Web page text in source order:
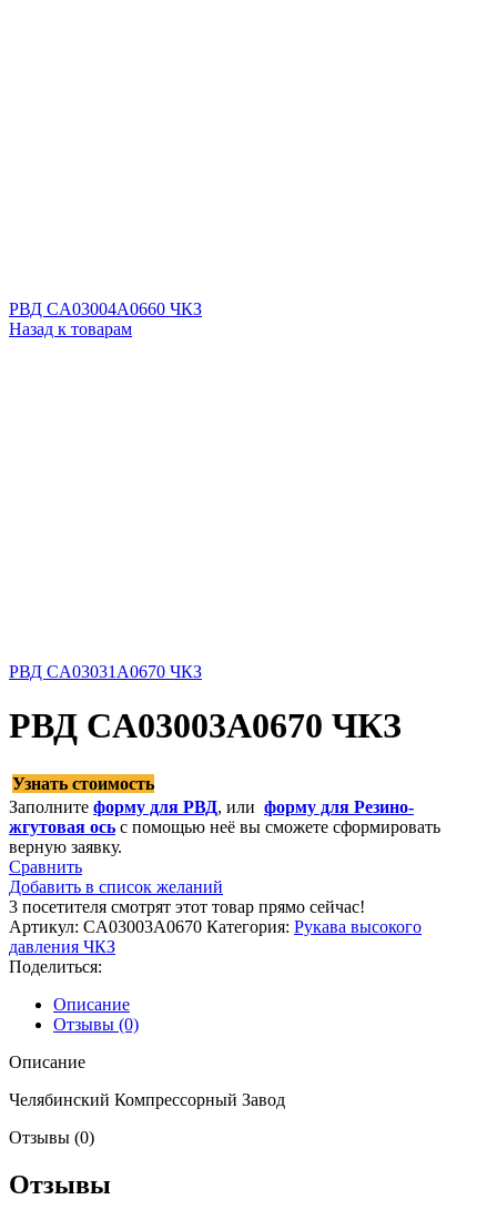
РВД CA03004A0660 ЧКЗ
Назад к товарам
РВД CA03031A0670 ЧКЗ
РВД CA03003A0670 ЧКЗ
Узнать стоимость
Заполните форму для РВД, или форму для Резино-
жгутовая ось с помощью неё вы сможете сформировать
верную заявку.
Сравнить
Добавить в список желаний
3 посетителя смотрят этот товар прямо сейчас!
Артикул: CA03003A0670 Категория: Рукава высокого
давления ЧКЗ
Поделиться:
Описание
Отзывы (0)
Описание
Челябинский Компрессорный Завод
Отзывы (0)
Отзывы